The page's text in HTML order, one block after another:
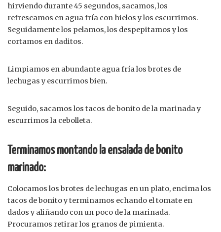
hirviendo durante 45 segundos, sacamos, los
refrescamos en agua fría con hielos y los escurrimos.
Seguidamente los pelamos, los despepitamos y los
cortamos en daditos.
Limpiamos en abundante agua fría los brotes de
lechugas y escurrimos bien.
Seguido, sacamos los tacos de bonito de la marinada y
escurrimos la cebolleta.
Terminamos montando la ensalada de bonito
marinado:
Colocamos los brotes de lechugas en un plato, encima los
tacos de bonito y terminamos echando el tomate en
dados y aliñando con un poco de la marinada.
Procuramos retirar los granos de pimienta.